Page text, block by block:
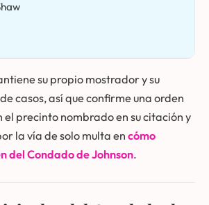
su propio mostrador y su
casos, así que confirme una orden
el precinto nombrado en su citación y
la vía de solo multa en cómo
del Condado de Johnson.